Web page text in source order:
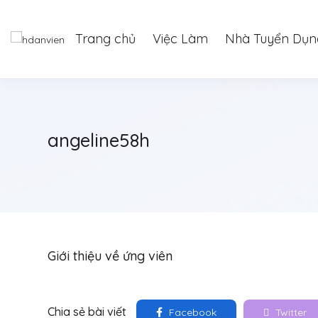
Trang chủ Việc Làm Nhà Tuyển
angeline58h
Giới thiệu về ứng viên
Chia sẻ bài viết Facebook Twitter